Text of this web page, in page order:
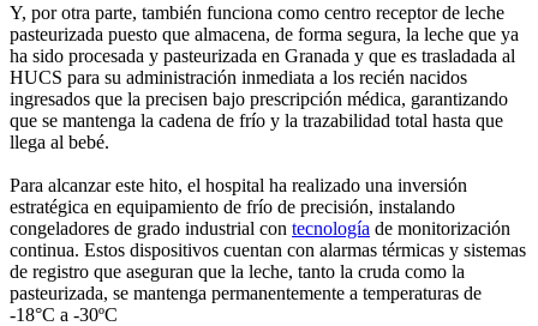
Y, por otra parte, también funciona como centro receptor de leche
pasteurizada puesto que almacena, de forma segura, la leche que ya
ha sido procesada y pasteurizada en Granada y que es trasladada al
HUCS para su administración inmediata a los recién nacidos
ingresados que la precisen bajo prescripción médica, garantizando
que se mantenga la cadena de frío y la trazabilidad total hasta que
llega al bebé.
Para alcanzar este hito, el hospital ha realizado una inversión
estratégica en equipamiento de frío de precisión, instalando
congeladores de grado industrial con tecnología de monitorización
continua. Estos dispositivos cuentan con alarmas térmicas y sistemas
de registro que aseguran que la leche, tanto la cruda como la
pasteurizada, se mantenga permanentemente a temperaturas de
-18°C a -30ºC